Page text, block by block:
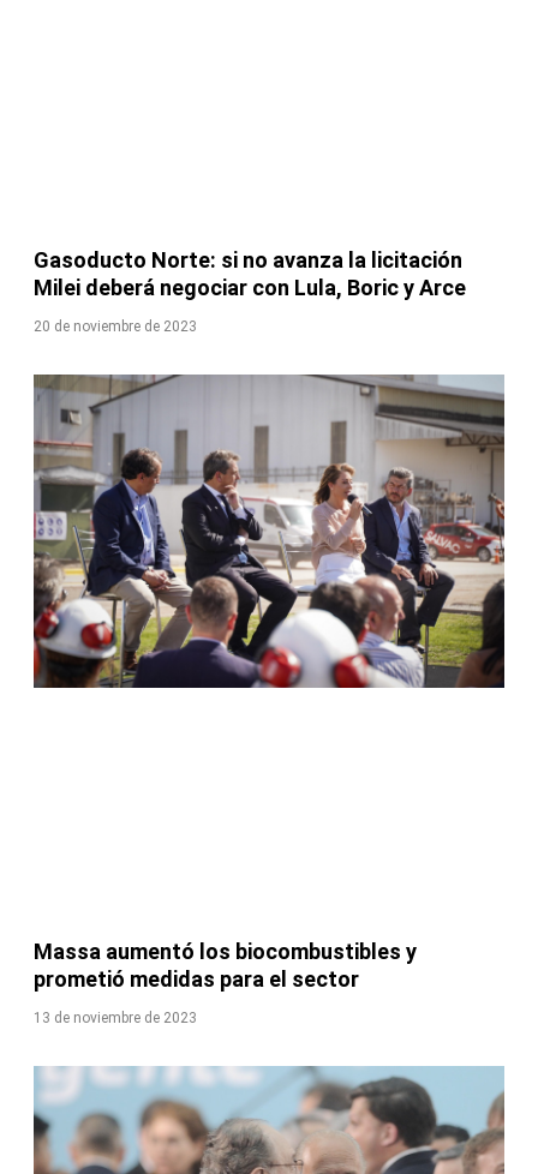
Gasoducto Norte: si no avanza la licitación
Milei deberá negociar con Lula, Boric y Arce
20 de noviembre de 2023
Massa aumentó los biocombustibles y
prometió medidas para el sector
13 de noviembre de 2023